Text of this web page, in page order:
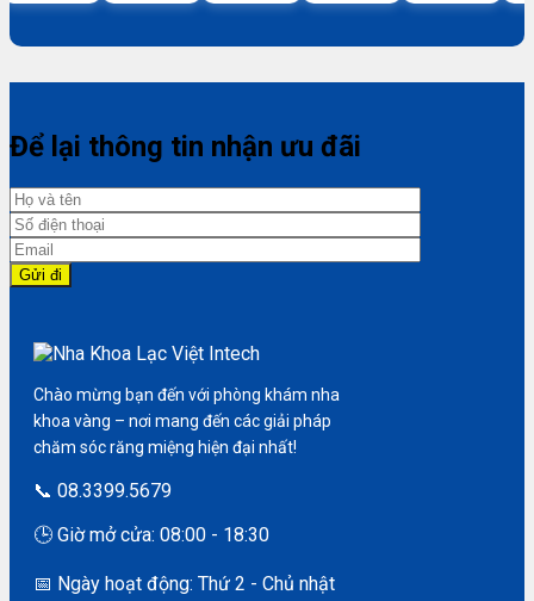
Để lại thông tin nhận ưu đãi
Chào mừng bạn đến với phòng khám nha
khoa vàng – nơi mang đến các giải pháp
chăm sóc răng miệng hiện đại nhất!
📞 08.3399.5679
🕒 Giờ mở cửa: 08:00 - 18:30
📅 Ngày hoạt động: Thứ 2 - Chủ nhật